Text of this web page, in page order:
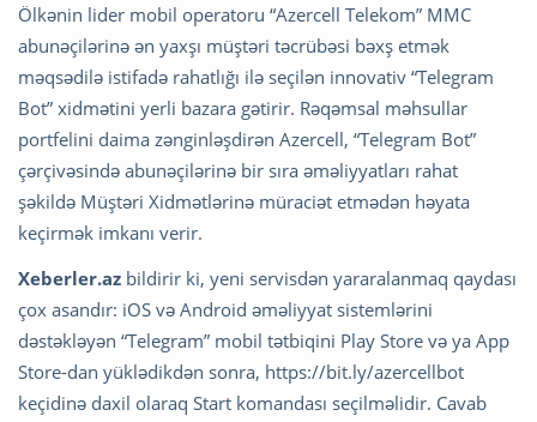
Ölkənin lider mobil operatoru “Azercell Telekom” MMC
abunəçilərinə ən yaxşı müştəri təcrübəsi bəxş etmək
məqsədilə istifadə rahatlığı ilə seçilən innovativ “Telegram
Bot” xidmətini yerli bazara gətirir. Rəqəmsal məhsullar
portfelini daima zənginləşdirən Azercell, “Telegram Bot”
çərçivəsində abunəçilərinə bir sıra əməliyyatları rahat
şəkildə Müştəri Xidmətlərinə müraciət etmədən həyata
keçirmək imkanı verir.
Xeberler.az bildirir ki, yeni servisdən yararalanmaq qaydası
çox asandır: iOS və Android əməliyyat sistemlərini
dəstəkləyən “Telegram” mobil tətbiqini Play Store və ya App
Store-dan yüklədikdən sonra, https://bit.ly/azercellbot
keçidinə daxil olaraq Start komandası seçilməlidir. Cavab